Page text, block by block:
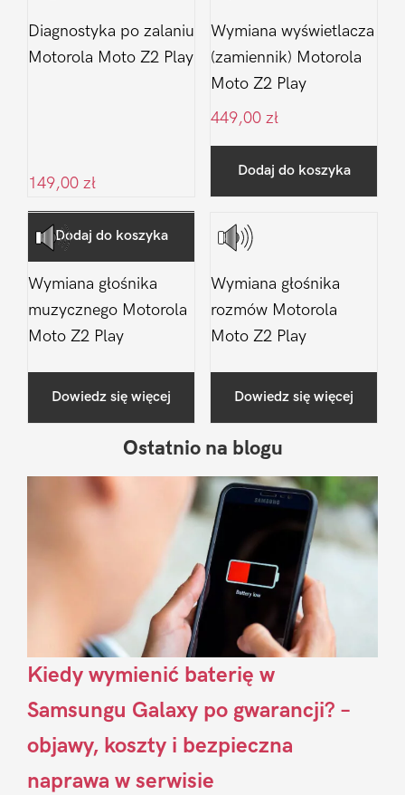
Diagnostyka po zalaniu
Motorola Moto Z2 Play
149,00 zł
Dodaj do koszyka
Wymiana wyświetlacza
(zamiennik) Motorola
Moto Z2 Play
449,00 zł
Dodaj do koszyka
Wymiana głośnika
muzycznego Motorola
Moto Z2 Play
Dowiedz się więcej
Wymiana głośnika
rozmów Motorola
Moto Z2 Play
Dowiedz się więcej
Sidebar
Ostatnio na blogu
Kiedy wymienić baterię w
Samsungu Galaxy po gwarancji? –
objawy, koszty i bezpieczna
naprawa w serwisie